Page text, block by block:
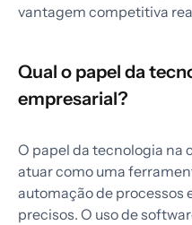
vantagem competitiva
Qual o papel da
empresarial?
O papel da tecnologia na
atuar como uma
automação de processos
precisos. O uso de